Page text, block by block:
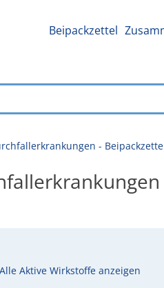
Beipackzettel
-
Alle Aktive Wirkstoffe anzeigen